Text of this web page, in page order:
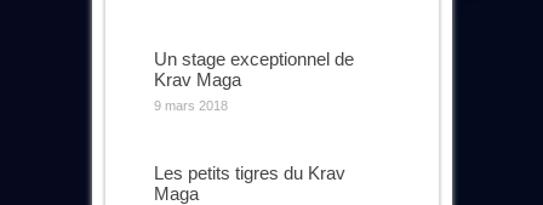
Un stage exceptionnel de
Krav Maga
9 mars 2018
Les petits tigres du Krav
Maga